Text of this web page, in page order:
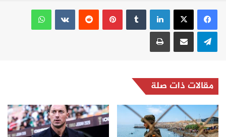
لينكدإن بينتيريست
واتساب
تيلقرام مشاركة عبر البريد طباعة
مقالات ذات صلة